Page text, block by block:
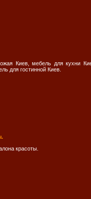
Киев, мебель для кухни
для гостинной Киев.
красоты.